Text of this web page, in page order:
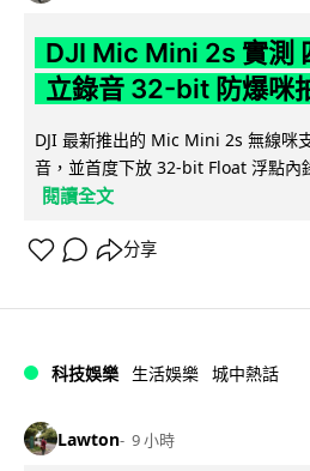
DJI Mic Mini 2s 實測
立錄音 32-bit 防爆咪
DJI 最新推出的 Mic Mini 2s 無線咪
音，並首度下放 32-bit Float 浮點內
閱讀全文
分享
科技娛樂 生活娛樂 城中熱話
Lawton 9 小時